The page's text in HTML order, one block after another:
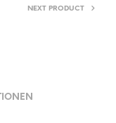
NEXT PRODUCT